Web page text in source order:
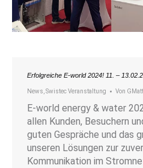
Erfolgreiche E-world 2024! 11. –
News,Swistec Veranstaltung Von
E-world energy & water
allen Kunden, Besuchern
guten Gespräche und das
unseren Lösungen zur
Kommunikation im